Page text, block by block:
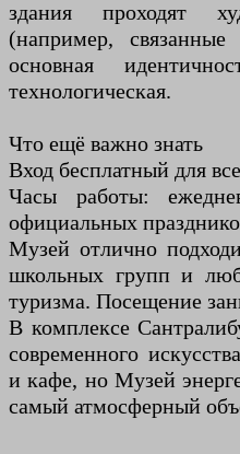
здания проходят
(например,
основная
технологическая.
Что ещё важно знать
Вход бесплатный для
Часы работы:
официальных
Музей отлично
школьных групп и
туризма. Посещение
В комплексе
современного
и кафе, но Музей
самый атмосферный